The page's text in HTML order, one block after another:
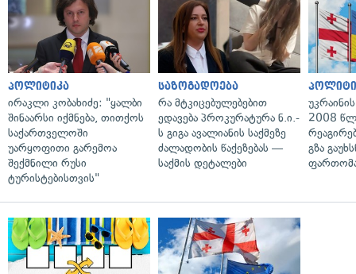
პოლიტიკა
ირაკლი კობახიძე: "ყალბი
შინაარსი იქმნება, თითქოს
საქართველოში
უარყოფითი გარემოა
შექმნილი რუსი
ტურისტებისთვის"
საზოგადოება
რა მტკიცებულებებით
ედავება პროკურატურა ნ.ი.-
ს გიგა ავალიანის საქმეზე
ძალადობის წაქეზებას —
საქმის დეტალები
2008
გზა